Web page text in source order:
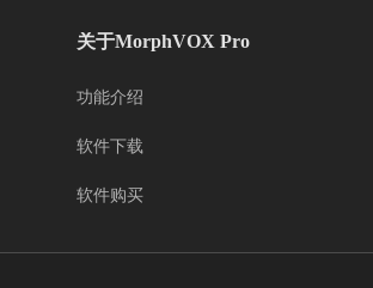
关于MorphVOX Pro
功能介绍
软件下载
软件购买